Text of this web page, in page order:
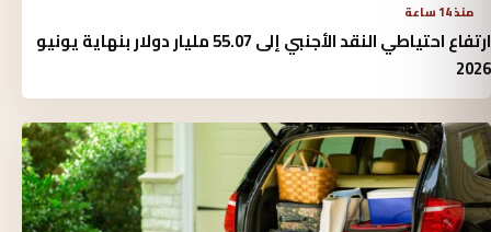
منذ 14 ساعة
ارتفاع احتياطي النقد الأجنبي إلى 55.07 مليار دولار بنهاية يونيو
2026